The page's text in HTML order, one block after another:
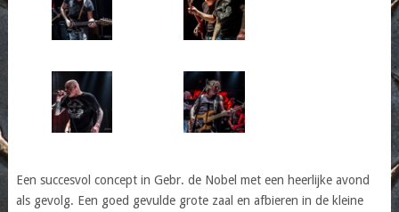
Een succesvol concept in Gebr. de Nobel met een heerlijke avond
als gevolg. Een goed gevulde grote zaal en afbieren in de kleine